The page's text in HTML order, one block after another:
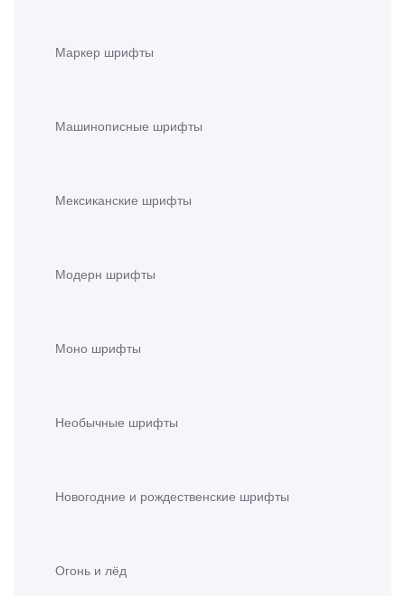
Маркер шрифты
Машинописные шрифты
Мексиканские шрифты
Модерн шрифты
Моно шрифты
Необычные шрифты
Новогодние и рождественские шрифты
Огонь и лёд